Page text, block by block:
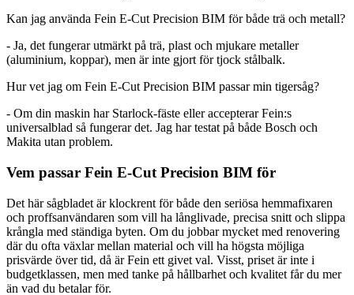
Kan jag använda Fein E-Cut Precision BIM för både trä och metall?
- Ja, det fungerar utmärkt på trä, plast och mjukare metaller
(aluminium, koppar), men är inte gjort för tjock stålbalk.
Hur vet jag om Fein E-Cut Precision BIM passar min tigersåg?
- Om din maskin har Starlock-fäste eller accepterar Fein:s
universalblad så fungerar det. Jag har testat på både Bosch och
Makita utan problem.
Vem passar Fein E-Cut Precision BIM för
Det här sågbladet är klockrent för både den seriösa hemmafixaren
och proffsanvändaren som vill ha långlivade, precisa snitt och slippa
krångla med ständiga byten. Om du jobbar mycket med renovering
där du ofta växlar mellan material och vill ha högsta möjliga
prisvärde över tid, då är Fein ett givet val. Visst, priset är inte i
budgetklassen, men med tanke på hållbarhet och kvalitet får du mer
än vad du betalar för.